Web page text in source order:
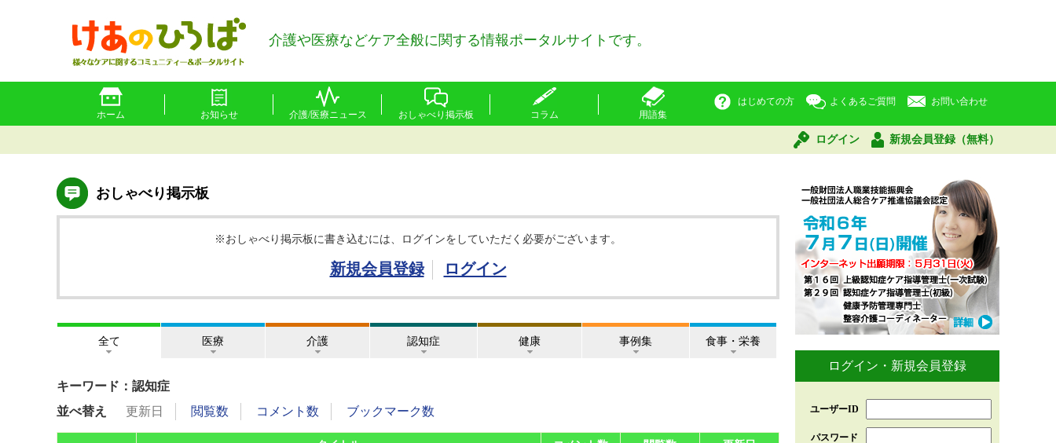
介護や医療などケア全般に関する情報ポータルサイトです。
ホーム お知らせ 介護/医療ニュース おしゃべり掲示板 コラム 用語集
はじめての方 よくあるご質問 お問い合わせ
ログイン 新規会員登録（無料）
おしゃべり掲示板
※おしゃべり掲示板に書き込むには、ログインをしていただく必要がございます。
新規会員登録 ログイン
全て 医療 介護 認知症 健康 事例集 食事・栄養
キーワード：認知症
並べ替え
更新日 閲覧数 コメント数 ブックマーク数
ログイン・新規会員登録
ユーザーID
パスワード